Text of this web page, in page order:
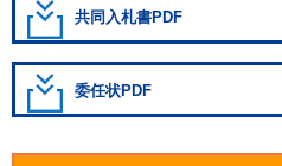
共同入札書PDF
委任状PDF